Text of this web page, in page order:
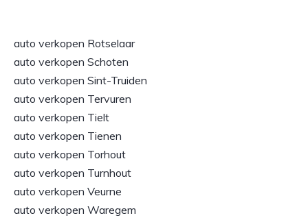
auto verkopen Rotselaar
auto verkopen Schoten
auto verkopen Sint-Truiden
auto verkopen Tervuren
auto verkopen Tielt
auto verkopen Tienen
auto verkopen Torhout
auto verkopen Turnhout
auto verkopen Veurne
auto verkopen Waregem